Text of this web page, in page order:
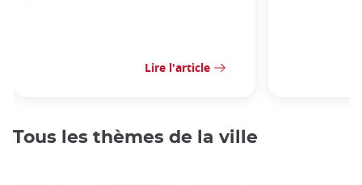
Lire l'article
Tous les thèmes de la ville